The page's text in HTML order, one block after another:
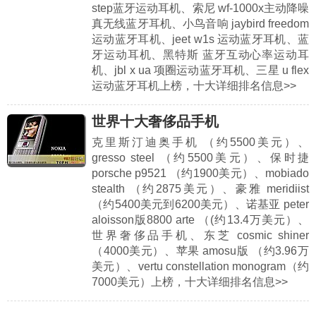
step蓝牙运动耳机、索尼 wf-1000x主动降噪
真无线蓝牙耳机、小鸟音响 jaybird freedom
运动蓝牙耳机、jeet w1s 运动蓝牙耳机、蓝
牙运动耳机、黑特斯 蓝牙互动心率运动耳
机、jbl x ua 项圈运动蓝牙耳机、三星 u flex
运动蓝牙耳机上榜，十大详细排名信息>>
世界十大奢侈品手机
克里斯汀迪奥手机 （约5500美元）、
gresso steel （约5500美元）、保时捷
porsche p9521 （约1900美元）、mobiado
stealth （约2875美元）、豪雅 meridiist
（约5400美元到6200美元）、诺基亚 peter
aloisson版8800 arte （(约13.4万美元）、
世界奢侈品手机、东芝 cosmic shiner
（4000美元）、苹果 amosu版 （约3.96万
美元）、vertu constellation monogram（约
7000美元）上榜，十大详细排名信息>>